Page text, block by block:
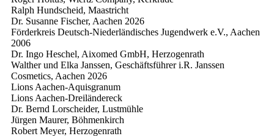
Ralph Hundscheid, Maastricht
Dr. Susanne Fischer, Aachen 2026
Förderkreis Deutsch-Niederländisches Jugendwerk e.V., Aachen
2006
Dr. Ingo Heschel, Aixomed GmbH, Herzogenrath
Walther und Elka Janssen, Geschäftsführer i.R. Janssen
Cosmetics, Aachen 2026
Lions Aachen-Aquisgranum
Lions Aachen-Dreiländereck
Dr. Bernd Lorscheider, Lustmühle
Jürgen Maurer, Böhmenkirch
Robert Meyer, Herzogenrath